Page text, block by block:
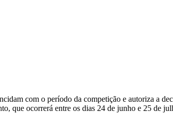
com o período da competição e autoriza a
que ocorrerá entre os dias 24 de junho e 25 de